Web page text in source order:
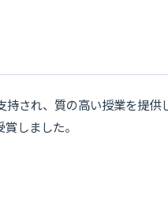
され、質の高い授業を提供
しました。